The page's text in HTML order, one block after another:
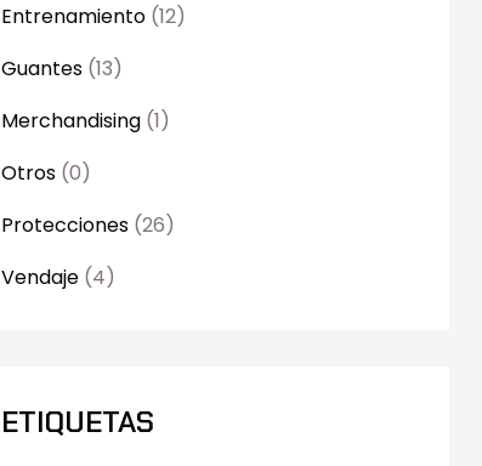
Entrenamiento (12)
Guantes (13)
Merchandising (1)
Otros (0)
Protecciones (26)
Vendaje (4)
ETIQUETAS